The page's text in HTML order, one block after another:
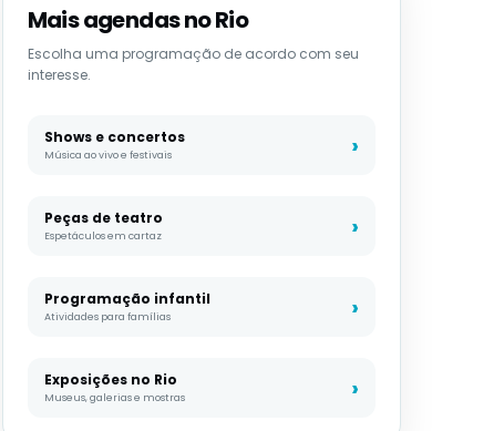
Mais agendas no Rio
Escolha uma programação de acordo com seu
interesse.
Shows e concertos
Música ao vivo e festivais
Peças de teatro
Espetáculos em cartaz
Programação infantil
Atividades para famílias
Exposições no Rio
Museus, galerias e mostras